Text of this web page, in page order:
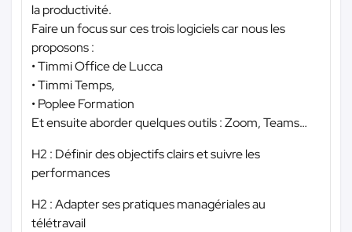
la productivité.
Faire un focus sur ces trois logiciels car nous les
proposons :
• Timmi Office de Lucca
• Timmi Temps,
• Poplee Formation
Et ensuite aborder quelques outils : Zoom, Teams…
H2 : Définir des objectifs clairs et suivre les
performances
H2 : Adapter ses pratiques managériales au
télétravail